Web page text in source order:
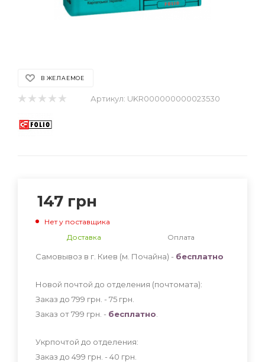
В ЖЕЛАЕМОЕ
Артикул: UKR000000000023530
147 грн
Нет у поставщика
Доставка
Оплата
Самовывоз в г. Киев (м. Почайна) - бесплатно
Новой почтой до отделения (почтомата):
Заказ до 799 грн. - 75 грн
Заказ от 799 грн. - бесплатно
Укрпочтой до отделения:
Заказ до 499 грн. - 40 грн